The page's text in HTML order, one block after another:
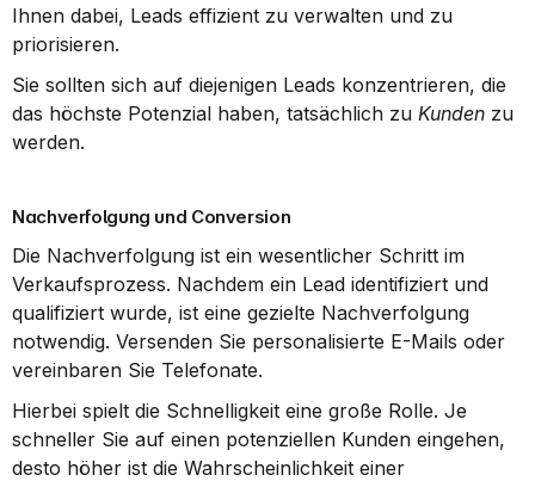
Ihnen dabei, Leads effizient zu verwalten und zu
priorisieren.
Sie sollten sich auf diejenigen Leads konzentrieren, die
das höchste Potenzial haben, tatsächlich zu Kunden zu
werden.
Nachverfolgung und Conversion
Die Nachverfolgung ist ein wesentlicher Schritt im
Verkaufsprozess. Nachdem ein Lead identifiziert und
qualifiziert wurde, ist eine gezielte Nachverfolgung
notwendig. Versenden Sie personalisierte E-Mails oder
vereinbaren Sie Telefonate.
Hierbei spielt die Schnelligkeit eine große Rolle. Je
schneller Sie auf einen potenziellen Kunden eingehen,
desto höher ist die Wahrscheinlichkeit einer